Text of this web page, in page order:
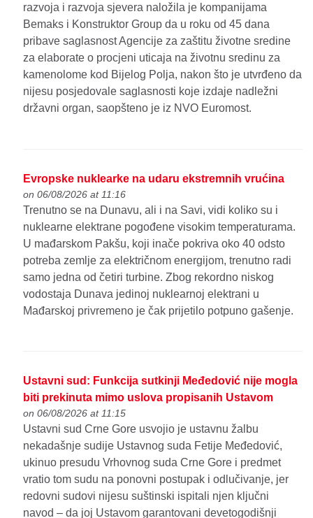
razvoja i razvoja sjevera naložila je kompanijama
Bemaks i Konstruktor Group da u roku od 45 dana
pribave saglasnost Agencije za zaštitu životne sredine
za elaborate o procjeni uticaja na životnu sredinu za
kamenolome kod Bijelog Polja, nakon što je utvrđeno da
nijesu posjedovale saglasnosti koje izdaje nadležni
državni organ, saopšteno je iz NVO Euromost.
Evropske nuklearke na udaru ekstremnih vrućina
on 06/08/2026 at 11:16
Trenutno se na Dunavu, ali i na Savi, vidi koliko su i
nuklearne elektrane pogođene visokim temperaturama.
U mađarskom Pakšu, koji inače pokriva oko 40 odsto
potreba zemlje za električnom energijom, trenutno radi
samo jedna od četiri turbine. Zbog rekordno niskog
vodostaja Dunava jedinoj nuklearnoj elektrani u
Mađarskoj privremeno je čak prijetilo potpuno gašenje.
Ustavni sud: Funkcija sutkinji Međedović nije mogla
biti prekinuta mimo uslova propisanih Ustavom
on 06/08/2026 at 11:15
Ustavni sud Crne Gore usvojio je ustavnu žalbu
nekadašnje sudije Ustavnog suda Fetije Međedović,
ukinuo presudu Vrhovnog suda Crne Gore i predmet
vratio tom sudu na ponovni postupak i odlučivanje, jer
redovni sudovi nijesu suštinski ispitali njen ključni
navod – da joj Ustavom garantovani devetogodišnji